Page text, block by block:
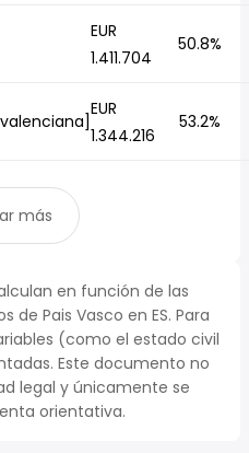
EUR
1.411.704
50.8%
EUR
1.344.216
53.2%
más
en función de las
Pais Vasco en ES. Para
(como el estado civil
Este documento no
legal y únicamente se
orientativa.